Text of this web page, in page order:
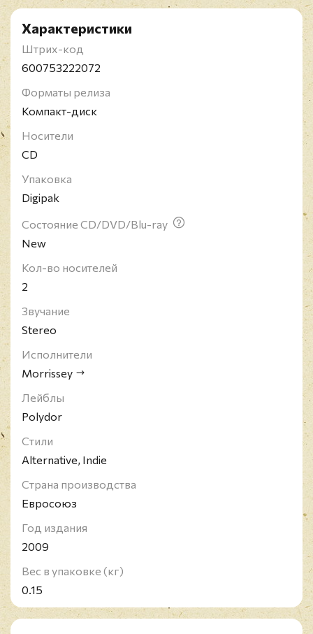
Характеристики
Штрих-код
600753222072
Форматы релиза
Компакт-диск
Носители
CD
Упаковка
Digipak
Состояние CD/DVD/Blu-ray
New
Кол-во носителей
2
Звучание
Stereo
Исполнители
Morrissey
Лейблы
Polydor
Стили
Alternative, Indie
Страна производства
Евросоюз
Год издания
2009
Вес в упаковке (кг)
0.15